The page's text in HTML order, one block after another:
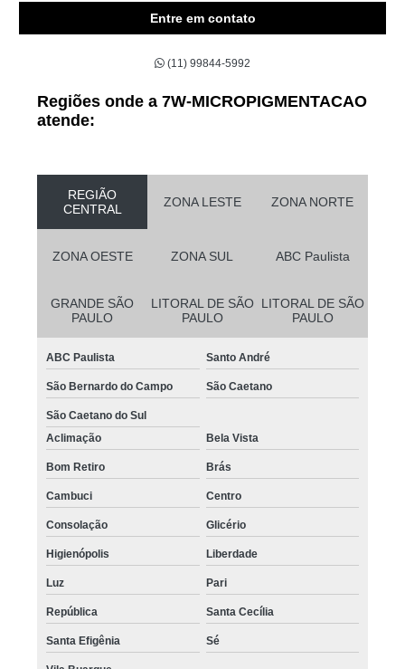
Entre em contato
(11) 99844-5992
Regiões onde a 7W-MICROPIGMENTACAO
atende:
REGIÃO
CENTRAL
ZONA LESTE ZONA NORTE
ZONA OESTE ZONA SUL ABC Paulista
GRANDE SÃO
PAULO
LITORAL DE SÃO
PAULO
LITORAL DE SÃO
PAULO
ABC Paulista Santo André
São Bernardo do Campo São Caetano
São Caetano do Sul
Aclimação
Bela Vista
Bom Retiro Brás
Cambuci Centro
Consolação Glicério
Higienópolis Liberdade
Luz Pari
República Santa Cecília
Santa Efigênia Sé